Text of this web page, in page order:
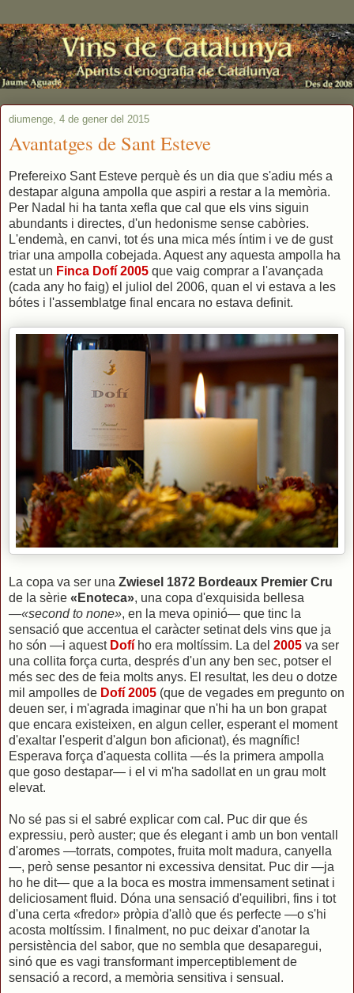
diumenge, 4 de gener del 2015
Avantatges de Sant Esteve
Prefereixo Sant Esteve perquè és un dia que s'adiu més a
destapar alguna ampolla que aspiri a restar a la memòria.
Per Nadal hi ha tanta xefla que cal que els vins siguin
abundants i directes, d'un hedonisme sense cabòries.
L'endemà, en canvi, tot és una mica més íntim i ve de gust
triar una ampolla cobejada. Aquest any aquesta ampolla ha
estat un Finca Dofí 2005 que vaig comprar a l'avançada
(cada any ho faig) el juliol del 2006, quan el vi estava a les
bótes i l'assemblatge final encara no estava definit.
La copa va ser una Zwiesel 1872 Bordeaux Premier Cru
de la sèrie «Enoteca», una copa d'exquisida bellesa
—«second to none», en la meva opinió— que tinc la
sensació que accentua el caràcter setinat dels vins que ja
ho són —i aquest Dofí ho era moltíssim. La del 2005 va ser
una collita força curta, després d'un any ben sec, potser el
més sec des de feia molts anys. El resultat, les deu o dotze
mil ampolles de Dofí 2005 (que de vegades em pregunto on
deuen ser, i m'agrada imaginar que n'hi ha un bon grapat
que encara existeixen, en algun celler, esperant el moment
d'exaltar l'esperit d'algun bon aficionat), és magnífic!
Esperava força d'aquesta collita —és la primera ampolla
que goso destapar— i el vi m'ha sadollat en un grau molt
elevat.
No sé pas si el sabré explicar com cal. Puc dir que és
expressiu, però auster; que és elegant i amb un bon ventall
d'aromes —torrats, compotes, fruita molt madura, canyella
—, però sense pesantor ni excessiva densitat. Puc dir —ja
ho he dit— que a la boca es mostra immensament setinat i
deliciosament fluid. Dóna una sensació d'equilibri, fins i tot
d'una certa «fredor» pròpia d'allò que és perfecte —o s'hi
acosta moltíssim. I finalment, no puc deixar d'anotar la
persistència del sabor, que no sembla que desaparegui,
sinó que es vagi transformant imperceptiblement de
sensació a record, a memòria sensitiva i sensual.